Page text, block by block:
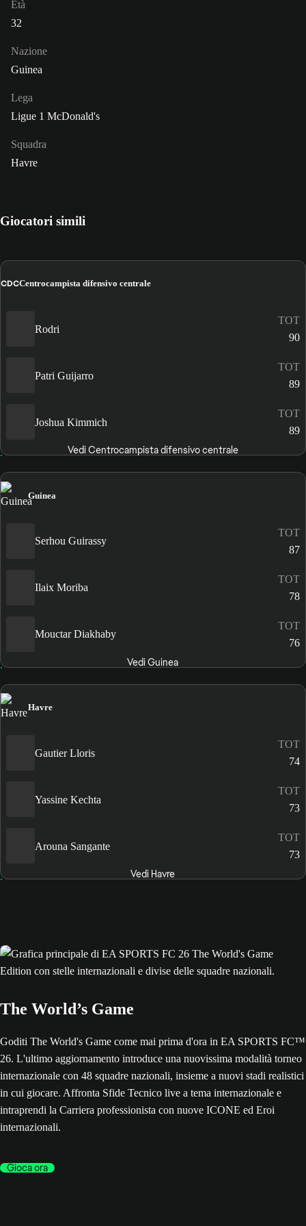
Età
32
Nazione
Guinea
Lega
Ligue 1 McDonald's
Squadra
Havre
Giocatori simili
CDCCentrocampista difensivo centrale
Rodri
TOT
90
Patri Guijarro
TOT
89
Joshua Kimmich
TOT
89
Vedi Centrocampista difensivo centrale
Guinea
Serhou Guirassy
TOT
87
Ilaix Moriba
TOT
78
Mouctar Diakhaby
TOT
76
Vedi Guinea
Havre
Gautier Lloris
TOT
74
Yassine Kechta
TOT
73
Arouna Sangante
TOT
73
Vedi Havre
The World’s Game
Goditi The World's Game come mai prima d'ora in EA SPORTS FC™
26. L'ultimo aggiornamento introduce una nuovissima modalità torneo
internazionale con 48 squadre nazionali, insieme a nuovi stadi realistici
in cui giocare. Affronta Sfide Tecnico live a tema internazionale e
intraprendi la Carriera professionista con nuove ICONE ed Eroi
internazionali.
Gioca ora